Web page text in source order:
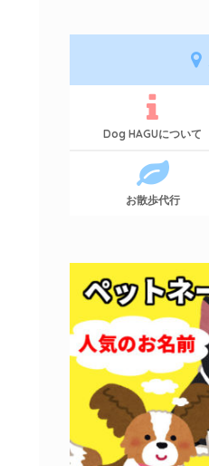
Dog HAGUについて
お散歩代行